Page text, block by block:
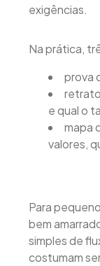
exigências.
Na prática,
prova
e qual o
mapa
valores,
Para
bem
simples de
costumam